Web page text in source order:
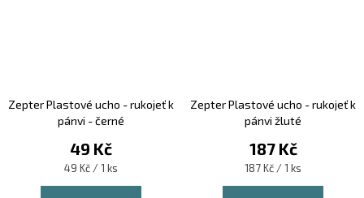
Zepter Plastové ucho - rukojeť k
pánvi - černé
49 Kč
Měrná
cena:
49 Kč / 1 ks
Zepter Plastové ucho - rukojeť k
pánvi žluté
187 Kč
Měrná
cena:
187 Kč / 1 ks